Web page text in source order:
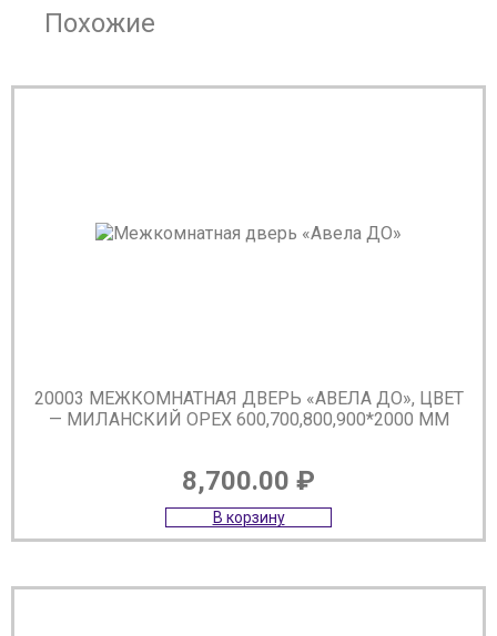
Похожие
20003 МЕЖКОМНАТНАЯ ДВЕРЬ «АВЕЛА ДО», ЦВЕТ
— МИЛАНСКИЙ ОРЕХ 600,700,800,900*2000 ММ
8,700.00 ₽
В корзину